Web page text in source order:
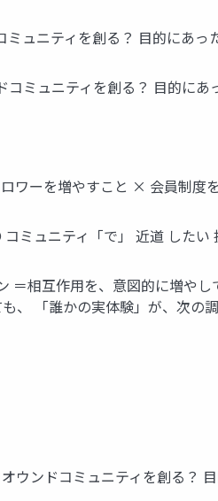
ュニティを創る？ 目的にあっ
ミュニティを創る？ 目的にあ
ワーを増やすこと × 会員制度
ミュニティ「で」 近道 したい
＝相互作用を、意図的に増や
、 「誰かの実体験」が、次の
ウンドコミュニティを創る？